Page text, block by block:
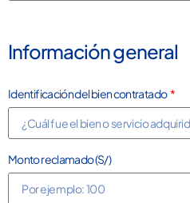
Información general
Identificación del bien contratado
Monto reclamado (S/)